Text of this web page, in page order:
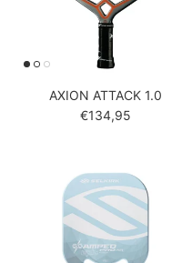
AXION ATTACK 1.0
Reguliere prijs
€134,95